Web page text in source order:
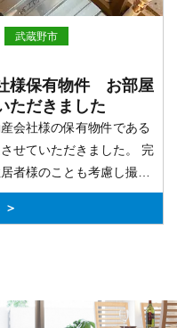
武蔵野市
様保有物件 お部屋
ただきました
会社様の保有物件である
ていただきました。 完
者様のことも考慮し撮影
なら撮影許可がもらえた